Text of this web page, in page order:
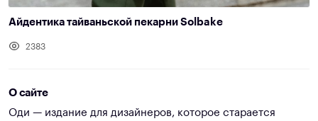
Айдентика тайваньской пекарни Solbake
2383
О сайте
Оди — издание для дизайнеров, которое старается